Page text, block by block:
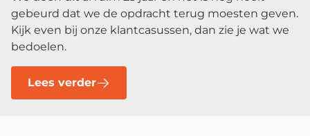
gebeurd dat we de opdracht terug moesten geven.
Kijk even bij onze klantcasussen, dan zie je wat we
bedoelen.
Lees verder